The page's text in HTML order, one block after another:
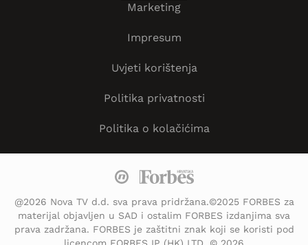
Marketing
Impresum
Uvjeti korištenja
Politika privatnosti
Politika o kolačićima
@2026 Nova TV d.d. sva prava pridržana.©2025 FORBES za
materijal objavljen u SAD i ostalim FORBES izdanjima sva
prava zadržana. FORBES je zaštitni znak koji se koristi pod